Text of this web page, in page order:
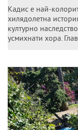
Кадис е най-
хилядолетна
културно
усмихнати хора.